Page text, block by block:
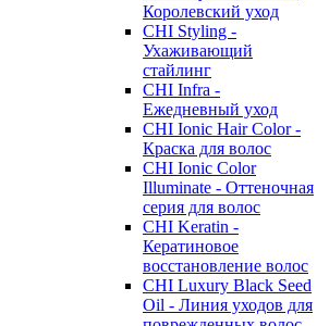
Королевский уход
CHI Styling -
Ухаживающий
стайлинг
CHI Infra -
Ежедневный уход
CHI Ionic Hair Color -
Краска для волос
CHI Ionic Color
Illuminate - Оттеночная
серия для волос
CHI Keratin -
Кератиновое
восстановление волос
CHI Luxury Black Seed
Oil - Линия уходов для